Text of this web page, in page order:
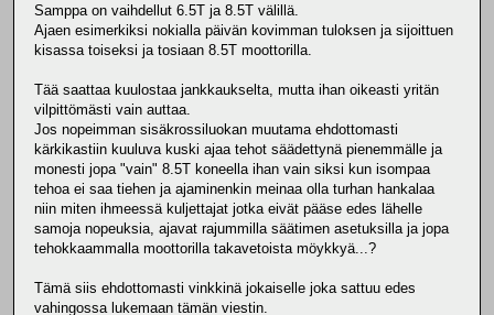
Samppa on vaihdellut 6.5T ja 8.5T välillä.
Ajaen esimerkiksi nokialla päivän kovimman tuloksen ja sijoittuen
kisassa toiseksi ja tosiaan 8.5T moottorilla.
Tää saattaa kuulostaa jankkaukselta, mutta ihan oikeasti yritän
vilpittömästi vain auttaa.
Jos nopeimman sisäkrossiluokan muutama ehdottomasti
kärkikastiin kuuluva kuski ajaa tehot säädettynä pienemmälle ja
monesti jopa "vain" 8.5T koneella ihan vain siksi kun isompaa
tehoa ei saa tiehen ja ajaminenkin meinaa olla turhan hankalaa
niin miten ihmeessä kuljettajat jotka eivät pääse edes lähelle
samoja nopeuksia, ajavat rajummilla säätimen asetuksilla ja jopa
tehokkaammalla moottorilla takavetoista möykkyä...?
Tämä siis ehdottomasti vinkkinä jokaiselle joka sattuu edes
vahingossa lukemaan tämän viestin.